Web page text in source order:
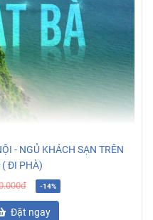
- NGỦ KHÁCH SẠN TRÊN
( ĐI PHÀ)
-14%
Đặt ngay